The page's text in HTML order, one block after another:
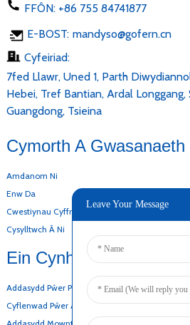
FFÔN: +86 755 84741877
E-BOST: mandyso@gofern.cn
Cyfeiriad:
7fed Llawr, Uned 1, Parth
Hebei, Tref Bantian, Ardal Longgang,
Guangdong, Tsieina
Cymorth A Gwasanaeth
Amdanom Ni
Enw Da
Cwestiynau Cyffredin
Cysylltwch Â Ni
Ein Cynhyrchion
Addasydd Pŵer Penbwrdd
Cyflenwad Pŵer AC DC
Leave Your Message